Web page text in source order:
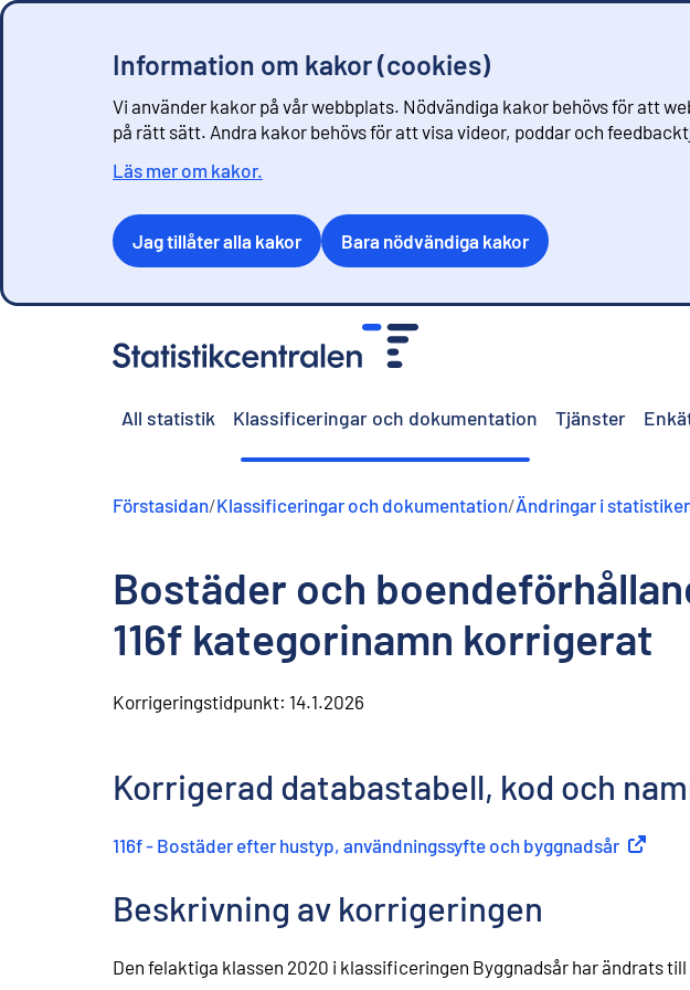
Information om kakor (cookies)
Vi använder kakor på vår webbplats. Nödvändiga kakor behövs för att
på rätt sätt. Andra kakor behövs för att visa videor, poddar och
Läs mer om kakor.
Jag tillåter alla kakor Bara nödvändiga kakor
All statistik Klassificeringar och dokumentation Tjänster
Förstasidan/Klassificeringar och dokumentation/Ändringar i
Bostäder och
116f kategorinamn korrigerat
Korrigeringstidpunkt: 14.1.2026
Korrigerad databastabell, kod och
116f - Bostäder efter hustyp, användningssyfte och byggnadsår Extern
Beskrivning av korrigeringen
Den felaktiga klassen 2020 i klassificeringen Byggnadsår har ändrats